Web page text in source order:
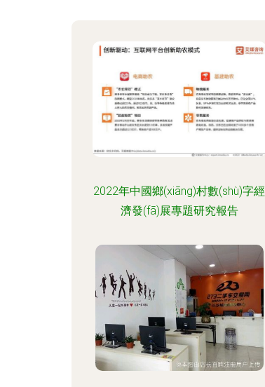
2022年中國鄉(xiāng)村數(shù)字經
濟發(fā)展專題研究報告